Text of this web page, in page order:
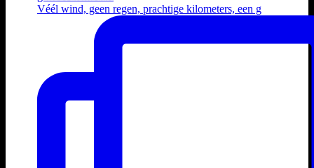
Véél wind, geen regen, prachtige kilometers, een g